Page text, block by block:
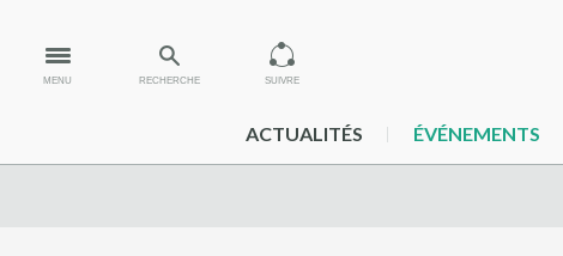
MENU RECHERCHE SUIVRE
ACTUALITÉS ÉVÉNEMENTS